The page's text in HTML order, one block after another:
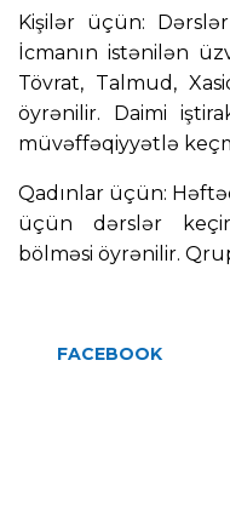
Kişilər üçün:
İcmanın istənilən
Tövrat, Talmud,
öyrənilir. Daimi
müvəffəqiyyətlə
Qadınlar üçün:
üçün dərslər
bölməsi öyrənilir.
FACEBOOK